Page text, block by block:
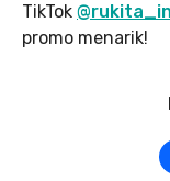
TikTok
promo menarik!